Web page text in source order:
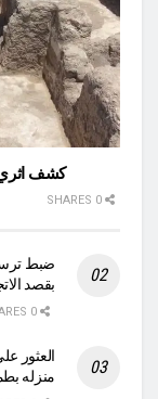
كشف اثري
ضبط
بقصد
العثور
منزله